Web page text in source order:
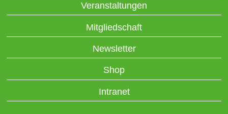
Veranstaltungen
Mitgliedschaft
Newsletter
Shop
Intranet